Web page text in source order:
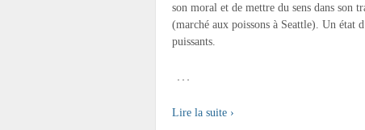
son moral et de mettre du sens dans
(marché aux poissons à Seattle). Un état
puissants.
…
Lire la suite ›